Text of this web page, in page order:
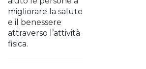
migliorare la salute
e il benessere
attraverso l’attività
fisica.